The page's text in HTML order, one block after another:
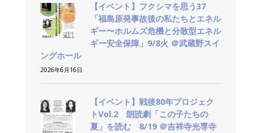
【イベント】フクシマを思う37
「福島原発事故後の私たちとエネル
ギー〜ホルムズ危機と分散型エネル
ギー安全保障」9/8火 ＠武蔵野スイ
ングホール
2026年6月16日
【イベント】戦後80年プロジェク
トVol.2 朗読劇「この子たちの
夏」を読む 8/19 ＠吉祥寺光専寺